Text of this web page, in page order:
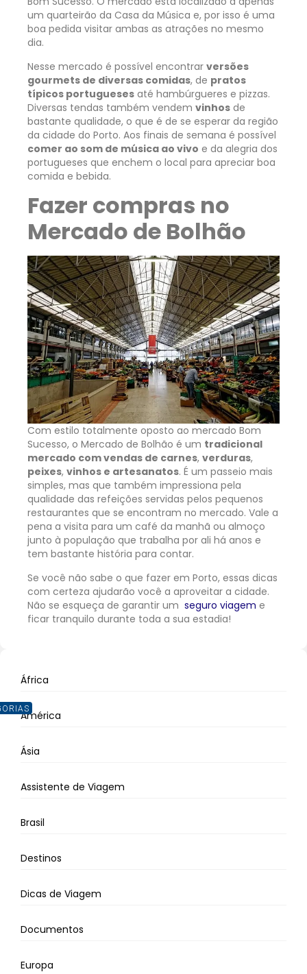
um quarteirão da Casa da Música e, por isso é uma
boa pedida visitar ambas as atrações no mesmo
dia.
Nesse mercado é possível encontrar versões
gourmets de diversas comidas, de pratos
típicos portugueses até hambúrgueres e pizzas.
Diversas tendas também vendem vinhos de
bastante qualidade, o que é de se esperar da região
da cidade do Porto. Aos finais de semana é possível
comer ao som de música ao vivo e da alegria dos
portugueses que enchem o local para apreciar boa
comida e bebida.
Fazer compras no
Mercado de Bolhão
Com estilo totalmente oposto ao mercado Bom
Sucesso, o Mercado de Bolhão é um tradicional
mercado com vendas de carnes, verduras,
peixes, vinhos e artesanatos. É um passeio mais
simples, mas que também impressiona pela
qualidade das refeições servidas pelos pequenos
restaurantes que se encontram no mercado. Vale a
pena a visita para um café da manhã ou almoço
junto à população que trabalha por ali há anos e
tem bastante história para contar.
Se você não sabe o que fazer em Porto, essas dicas
com certeza ajudarão você a aproveitar a cidade.
Não se esqueça de garantir um seguro viagem e
ficar tranquilo durante toda a sua estadia!
África
América
Ásia
Assistente de Viagem
Brasil
Destinos
Dicas de Viagem
Documentos
Europa